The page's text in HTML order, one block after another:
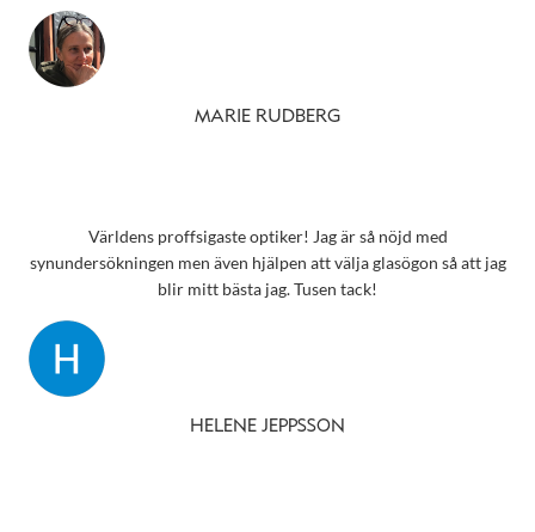
MARIE RUDBERG
Världens proffsigaste optiker! Jag är så nöjd med
synundersökningen men även hjälpen att välja glasögon så att jag
blir mitt bästa jag. Tusen tack!
HELENE JEPPSSON